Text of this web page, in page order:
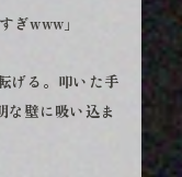
ぎwww」
げる。叩いた手
な壁に吸い込ま